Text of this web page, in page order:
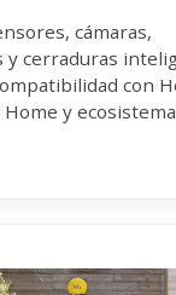
cámaras,
cerraduras
con
Home y